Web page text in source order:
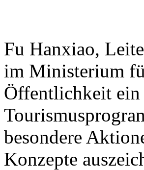
Fu Hanxiao,
im Ministerium
Öffentlichkeit
besondere
Konzepte